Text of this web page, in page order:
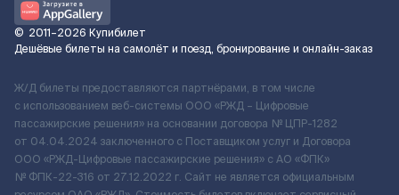
© 2011–2026 Купибилет
Дешёвые билеты на самолёт и поезд, бронирование и онлайн-заказ
Ж/Д билеты предоставляются партнёрами, в том числе
с использованием веб-системы ООО «РЖД – Цифровые
пассажирские решения» на основании договора № ЦПР-1282
от 04.04.2024 заключенного с Поставщиком услуг и Договора
ООО «РЖД-Цифровые пассажирские решения» c АО «ФПК»
№ ФПК-22-316 от 27.12.2022 г. Сайт не является официальным